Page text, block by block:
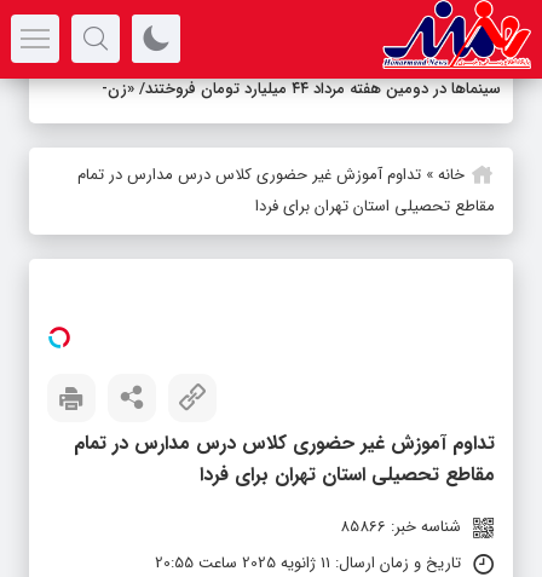
سینماها در دومین هفته‌ مرداد ۴۴ میلیارد تومان فروختند/ «زنده‌شور -
خانه» تداوم آموزش غیر حضوری کلاس درس مدارس در تمام
مقاطع تحصیلی استان تهران برای فردا
تداوم آموزش غیر حضوری کلاس درس مدارس در تمام
مقاطع تحصیلی استان تهران برای فردا
شناسه خبر: 85866
تاریخ و زمان ارسال: 11 ژانویه 2025 ساعت 20:55